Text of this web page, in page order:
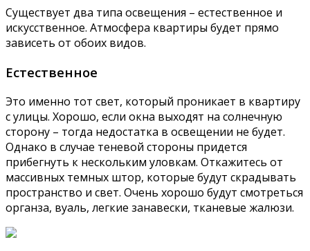
Существует два типа освещения – естественное и
искусственное. Атмосфера квартиры будет прямо
зависеть от обоих видов.
Естественное
Это именно тот свет, который проникает в квартиру
с улицы. Хорошо, если окна выходят на солнечную
сторону – тогда недостатка в освещении не будет.
Однако в случае теневой стороны придется
прибегнуть к нескольким уловкам. Откажитесь от
массивных темных штор, которые будут скрадывать
пространство и свет. Очень хорошо будут смотреться
органза, вуаль, легкие занавески, тканевые жалюзи.